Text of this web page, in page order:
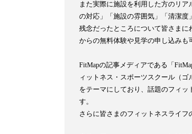
また実際に施設を利用した方のリ
の対応」「施設の雰囲気」「清潔度
残念だったところについて皆さまに
からの無料体験や見学の申し込みも
FitMapの記事メディアである「
ィットネス・スポーツスクール（
をテーマにしており、話題のフィ
す。
さらに皆さまのフィットネスライフ